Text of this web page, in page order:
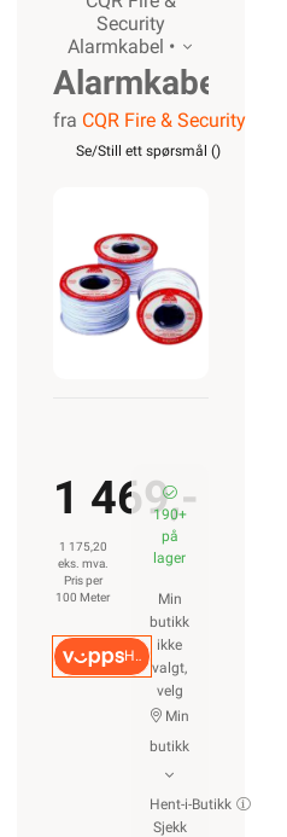
Security
Alarmkabel •
Alarmkabel
skjermet,
fra CQR Fire & Security
Se/Still ett spørsmål ()
1 469,-
1 175,20
eks. mva.
Pris per
100 Meter
Hurtigkasse
190+
på
lager
Min
butikk
ikke
valgt,
velg
Min
butikk
Hent-i-Butikk
Sjekk